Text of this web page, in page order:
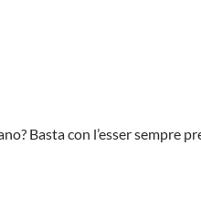
Basta con l’esser sempre